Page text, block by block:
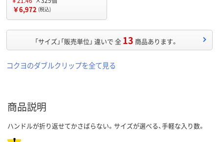
￥6,972 (税込)
「サイズ」「販売単位」 違いで 全 13 商品あります。
コクヨのダブルクリップを全て見る
商品説明
ハンドルが折り返せてかさばらない。サイズが選べる、手軽な入り数。